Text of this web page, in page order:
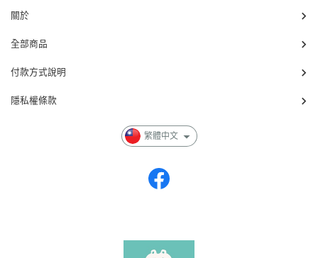
關於
全部商品
付款方式說明
隱私權條款
繁體中文